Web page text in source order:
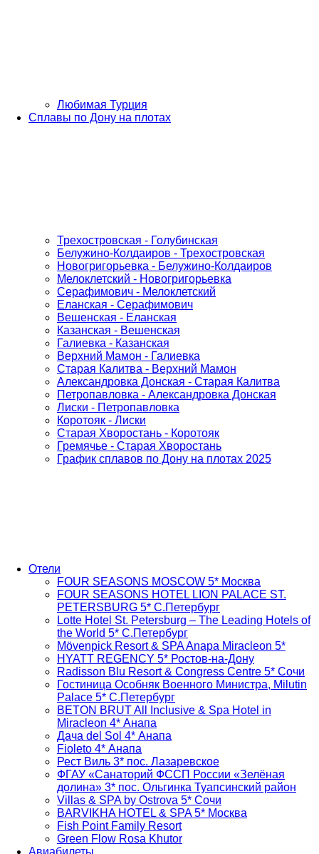
Любимая Турция
Сплавы по Дону на плотах
Трехостровская - Голубинская
Белужино-Колдаиров - Трехостровская
Новогригорьевка - Белужино-Колдаиров
Мелоклетский - Новогригорьевка
Серафимович - Мелоклетский
Еланская - Серафимович
Вешенская - Еланская
Казанская - Вешенская
Галиевка - Казанская
Верхний Мамон - Галиевка
Старая Калитва - Верхний Мамон
Александровка Донская - Старая Калитва
Петропавловка - Александровка Донская
Лиски - Петропавловка
Коротояк - Лиски
Старая Хворостань - Коротояк
Гремячье - Старая Хворостань
График сплавов по Дону на плотах 2025
Отели
FOUR SEASONS MOSCOW 5* Москва
FOUR SEASONS HOTEL LION PALACE ST.
PETERSBURG 5* С.Петербург
Lotte Hotel St. Petersburg – The Leading Hotels of
the World 5* С.Петербург
Mövenpick Resort & SPA Anapa Miracleon 5*
HYATT REGENCY 5* Ростов-на-Дону
Radisson Blu Resort & Congress Centre 5* Сочи
Гостиница Особняк Военного Министра, Milutin
Palace 5* С.Петербург
BETON BRUT All Inclusive & Spa Hotel in
Miracleon 4* Анапа
Дача del Sol 4* Анапа
Fioleto 4* Анапа
Рест Виль 3* пос. Лазаревское
ФГАУ «Санаторий ФССП России «Зелёная
долина» 3* пос. Ольгинка Туапсинский район
Villas & SPA by Ostrova 5* Сочи
BARVIKHA HOTEL & SPA 5* Москва
Fish Point Family Resort
Green Flow Rosa Khutor
Авиабилеты